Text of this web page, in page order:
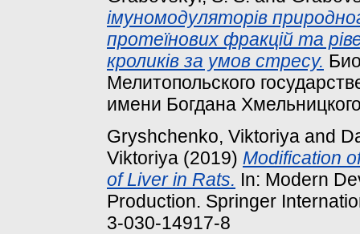
імуномодуляторів
протеїнових фракцій та
кроликів за умов стресу.
Мелитопольского
имени Богдана
Gryshchenko, Viktoriya and
Viktoriya (2019) Modification
of Liver in Rats. In: Modern
Production. Springer
3-030-14917-8